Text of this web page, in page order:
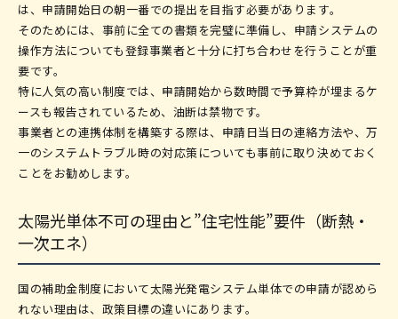
は、申請開始日の朝一番での提出を目指す必要があります。
そのためには、事前に全ての書類を完璧に準備し、申請システムの
操作方法についても登録事業者と十分に打ち合わせを行うことが重
要です。
特に人気の高い制度では、申請開始から数時間で予算枠が埋まるケ
ースも報告されているため、油断は禁物です。
事業者との連携体制を構築する際は、申請日当日の連絡方法や、万
一のシステムトラブル時の対応策についても事前に取り決めておく
ことをお勧めします。
太陽光単体不可の理由と”住宅性能”要件（断熱・
一次エネ）
国の補助金制度において太陽光発電システム単体での申請が認めら
れない理由は、政策目標の違いにあります。